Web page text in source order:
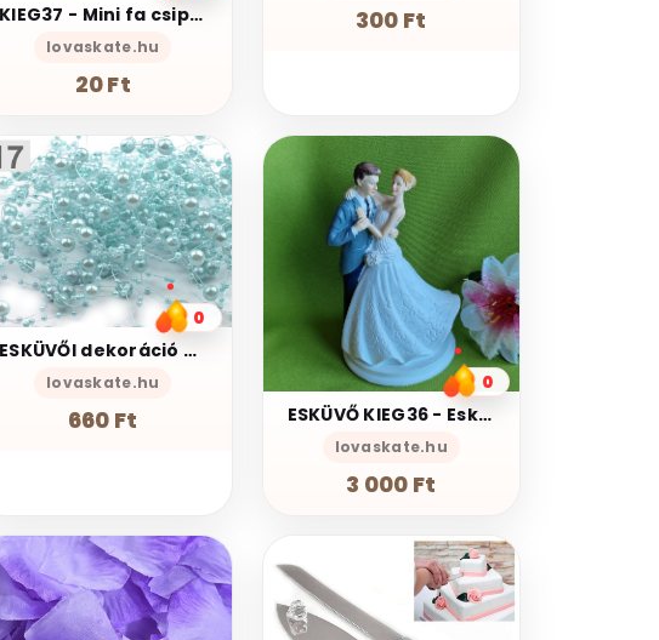
KIEG37 - Mini fa csipesz 3x26 mm - natúr
lovaskate.hu
20 Ft
300 Ft
0
ESKÜVŐI dekoráció DEK05 - Égszínkék színű gyöngyös szilikonszál - 220cm
lovaskate.hu
660 Ft
0
ESKÜVŐ KIEG36 - Esküvői tortadísz jegyespár - menyasszony és vőlegény 16cm-es
lovaskate.hu
3 000 Ft